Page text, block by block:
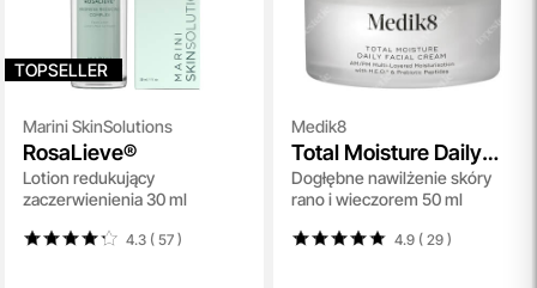
TOPSELLER
Marini SkinSolutions
RosaLieve®
Lotion redukujący
zaczerwienienia 30 ml
4.3 ( 57)
Medik8
Total Moisture Daily
Facial Cream
Dogłębne nawilżenie skóry
rano i wieczorem 50 ml
4.9 ( 29)